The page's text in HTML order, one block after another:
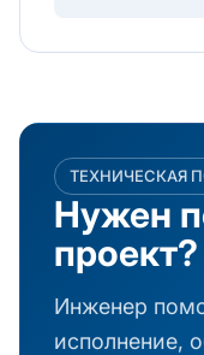
ТЕХНИЧЕСКАЯ
Нужен
проект?
Инженер
исполнение,